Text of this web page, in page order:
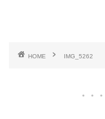
HOME IMG_5262